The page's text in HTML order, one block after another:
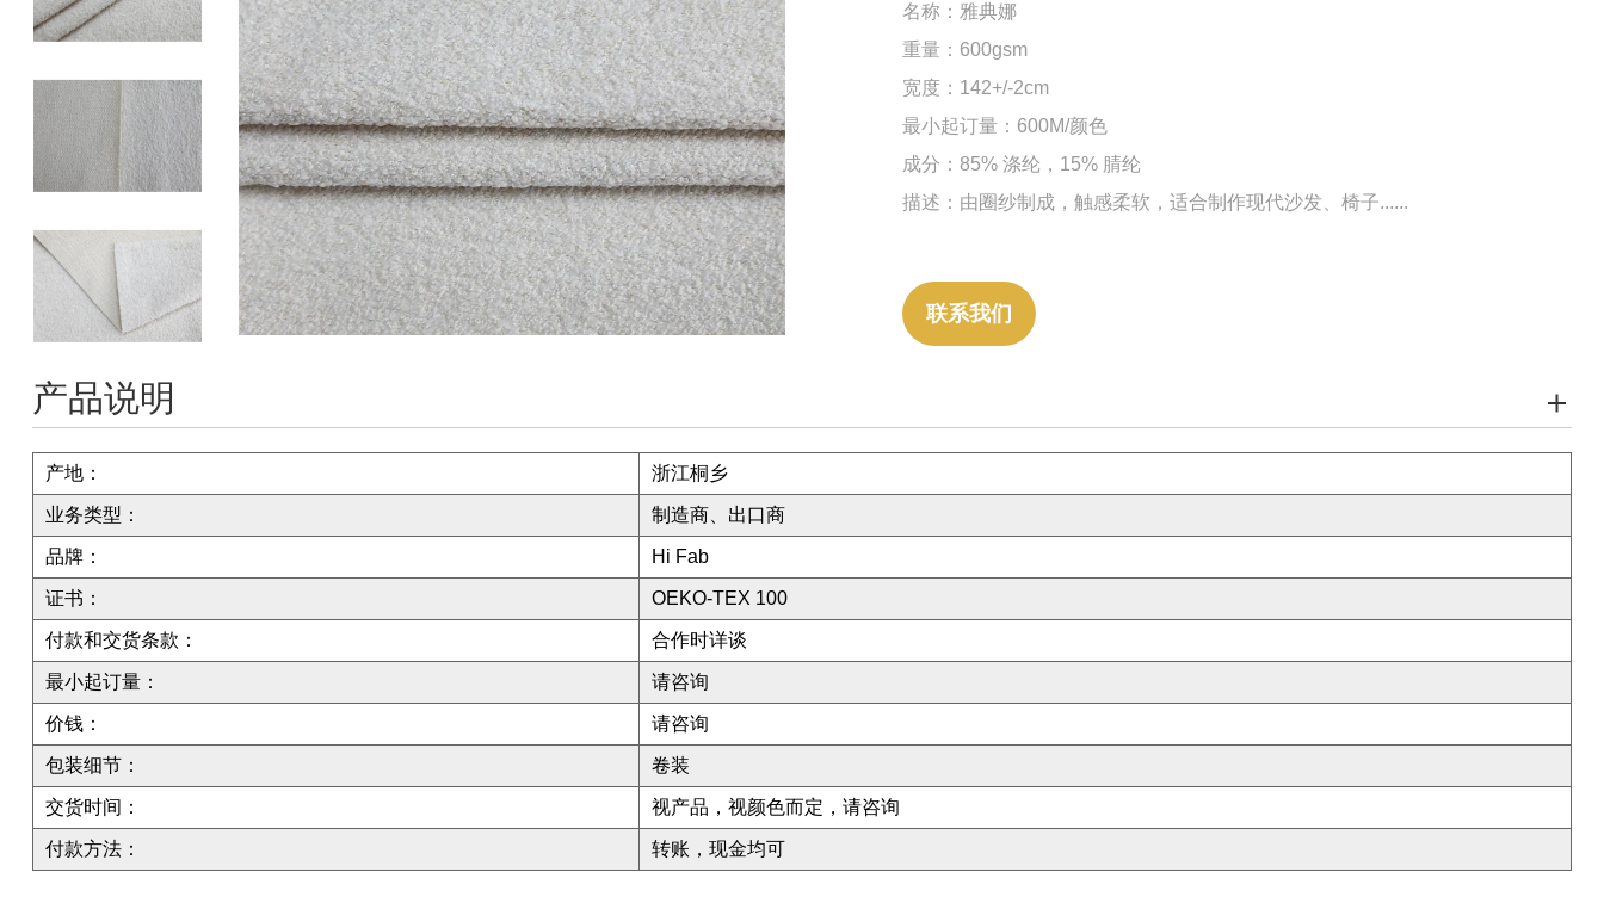
名称：雅典娜
重量：600gsm
宽度 ：142+/-2cm
最小起订量：600M/颜色
成分：85% 涤纶，15% 腈纶
描述：由圈纱制成，触感柔软，适合制作现代沙发、椅子......
联系我们
产品说明
产地： 浙江桐乡
业务类型： 制造商、出口商
品牌： Hi Fab
证书： OEKO-TEX 100
付款和交货条款： 合作时详谈
最小起订量： 请咨询
价钱： 请咨询
包装细节： 卷装
交货时间： 视产品，视颜色而定，请咨询
付款方法： 转账，现金均可